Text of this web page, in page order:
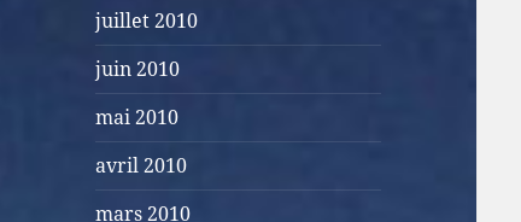
juillet 2010
juin 2010
mai 2010
avril 2010
mars 2010